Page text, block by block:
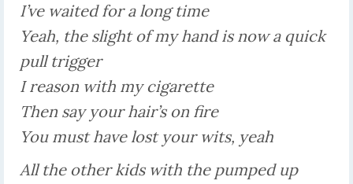
I’ve waited for a long time
Yeah, the slight of my hand is now a quick
pull trigger
I reason with my cigarette
Then say your hair’s on fire
You must have lost your wits, yeah
All the other kids with the pumped up